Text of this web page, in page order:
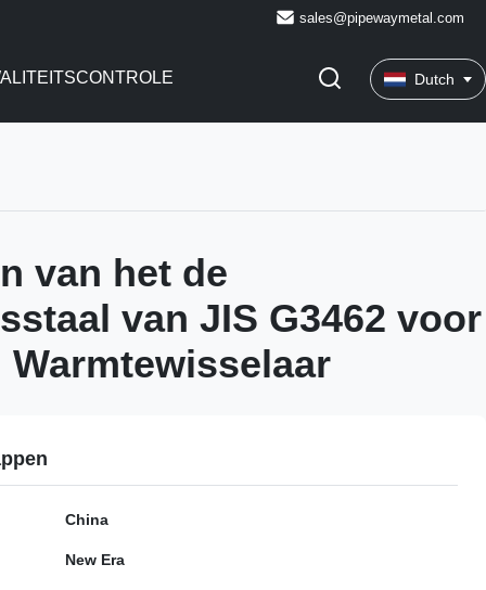
sales@pipewaymetal.com
Dutch
van het de
van JIS G3462 voor
China
New Era